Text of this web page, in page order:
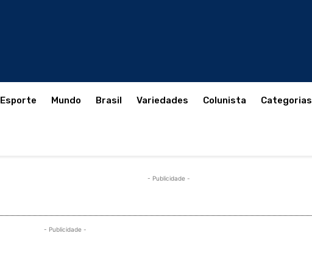
Esporte Mundo Brasil Variedades Colunista Categorias
- Publicidade -
- Publicidade -